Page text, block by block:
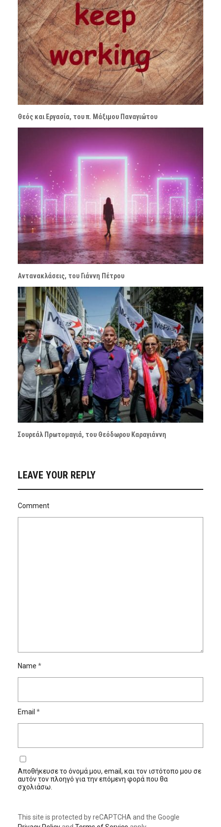
Θεός και Εργασία, του π. Μάξιμου Παναγιώτου
Αντανακλάσεις, του Γιάννη Πέτρου
Σουρεάλ Πρωτομαγιά, του Θεόδωρου Καραγιάννη
LEAVE YOUR REPLY
Comment
Name *
Email *
Αποθήκευσε το όνομά μου, email, και τον ιστότοπο μου σε
αυτόν τον πλοηγό για την επόμενη φορά που θα
σχολιάσω.
This site is protected by reCAPTCHA and the Google